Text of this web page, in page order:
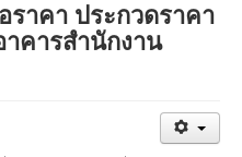
ราคา ประกวดราคา
คารสำนักงาน